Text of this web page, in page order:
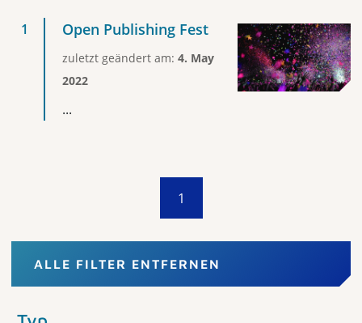
Open Publishing Fest
zuletzt geändert am: 4. May
2022
...
1
ALLE FILTER ENTFERNEN